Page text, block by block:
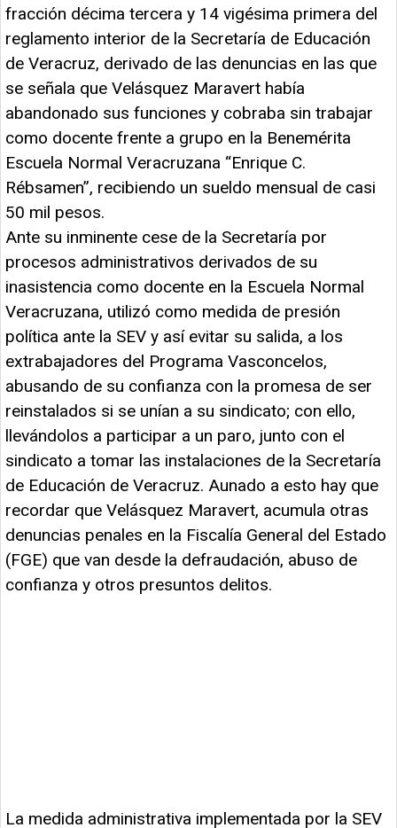
fracción décima tercera y 14 vigésima primera del
reglamento interior de la Secretaría de Educación
de Veracruz, derivado de las denuncias en las que
se señala que Velásquez Maravert había
abandonado sus funciones y cobraba sin trabajar
como docente frente a grupo en la Benemérita
Escuela Normal Veracruzana “Enrique C.
Rébsamen”, recibiendo un sueldo mensual de casi
50 mil pesos.
Ante su inminente cese de la Secretaría por
procesos administrativos derivados de su
inasistencia como docente en la Escuela Normal
Veracruzana, utilizó como medida de presión
política ante la SEV y así evitar su salida, a los
extrabajadores del Programa Vasconcelos,
abusando de su confianza con la promesa de ser
reinstalados si se unían a su sindicato; con ello,
llevándolos a participar a un paro, junto con el
sindicato a tomar las instalaciones de la Secretaría
de Educación de Veracruz. Aunado a esto hay que
recordar que Velásquez Maravert, acumula otras
denuncias penales en la Fiscalía General del Estado
(FGE) que van desde la defraudación, abuso de
confianza y otros presuntos delitos.
La medida administrativa implementada por la SEV